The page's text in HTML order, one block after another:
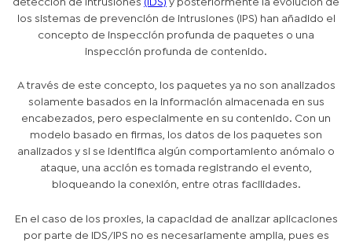
detección de intrusiones (IDS) y posteriormente la evolución de
los sistemas de prevención de intrusiones (IPS) han añadido el
concepto de inspección profunda de paquetes o una
inspección profunda de contenido.
A través de este concepto, los paquetes ya no son analizados
solamente basados en la información almacenada en sus
encabezados, pero especialmente en su contenido. Con un
modelo basado en firmas, los datos de los paquetes son
analizados y si se identifica algún comportamiento anómalo o
ataque, una acción es tomada registrando el evento,
bloqueando la conexión, entre otras facilidades.
En el caso de los proxies, la capacidad de analizar aplicaciones
por parte de IDS/IPS no es necesariamente amplia, pues es